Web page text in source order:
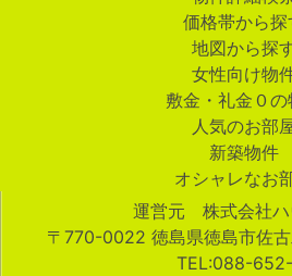
価格帯から探
地図から探
女性向け物
敷金・礼金０
人気のお部
新築物件
オシャレなお
運営元 株式会社ハ
〒770-0022 徳島県徳島市佐
TEL:088-